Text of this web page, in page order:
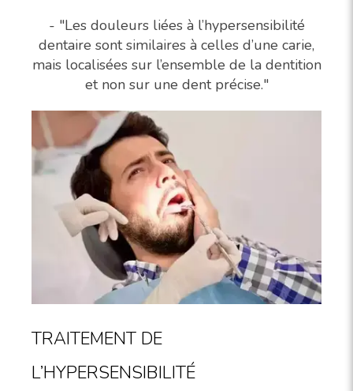
- "Les douleurs liées à l’hypersensibilité
dentaire sont similaires à celles d’une carie,
mais localisées sur l’ensemble de la dentition
et non sur une dent précise."
TRAITEMENT DE
L’HYPERSENSIBILITÉ